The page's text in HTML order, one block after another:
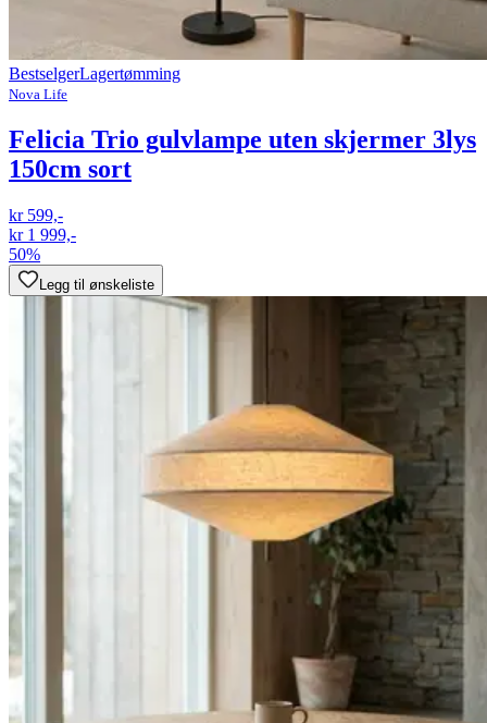
BestselgerLagertømming
Nova Life
Felicia Trio gulvlampe uten skjermer 3lys
150cm sort
kr 599,-
kr 1 999,-
50%
Legg til ønskeliste